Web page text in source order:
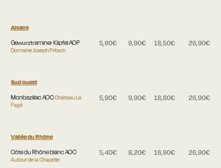
Alsace
Gewurztraminer Klipfel AOP
Domaine Joseph Fritsch
5,90€ 9,90€ 18,50€ 26,90€
Sud ouest
Monbazillac AOCChâteau Le
Fagé
5,90€ 9,90€ 18,80€ 26,90€
Vallée du Rhône
Côte du Rhône blanc AOC
Autour de la Chapelle
5,40€ 8,20€ 16,90€ 26,90€